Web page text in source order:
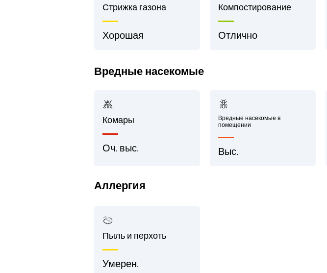
Стрижка газона
Хорошая
Компостирование
Отлично
Вредные насекомые
Комары
Оч. выс.
Вредные насекомые в
помещении
Выс.
Аллергия
Пыль и перхоть
Умерен.